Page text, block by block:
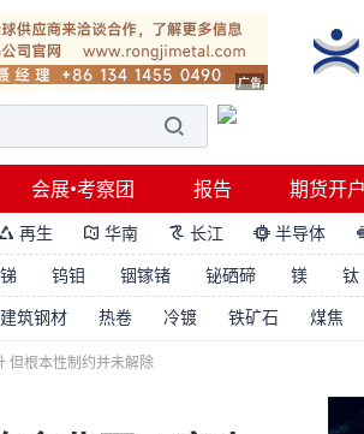
会展•考察团 报告 期货开户
 再生  华南  长江  半导体
锑 钨钼 铟镓锗 铋硒碲 镁 钛
建筑钢材 热卷 冷镀 铁矿石 煤焦
但根本性制约并未解除